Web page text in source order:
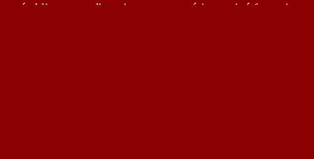
établissement d'enseignement supérieur privé français